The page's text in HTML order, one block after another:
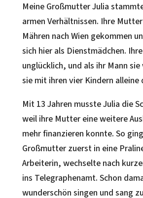
Meine Großmutter Julia
armen Verhältnissen. Ihre
Mähren nach Wien gekommen
sich hier als Dienstmädchen.
unglücklich, und als ihr Mann
sie mit ihren vier Kindern alleine
Mit 13 Jahren musste Julia die
weil ihre Mutter eine weitere
mehr finanzieren konnte. So
Großmutter zuerst in eine
Arbeiterin, wechselte nach
ins Telegraphenamt. Schon
wunderschön singen und sang